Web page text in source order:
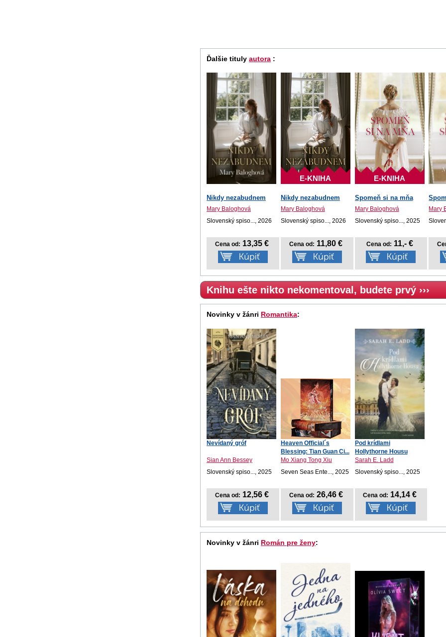
Ďalšie tituly autora :
Nikdy nezabudnem
Mary Baloghová
Slovenský spiso..., 2026
Cena od: 13,35 €
E-KNIHA
Nikdy nezabudnem
Mary Baloghová
Slovenský spiso..., 2026
Cena od: 11,80 €
E-KNIHA
Spomeň si na mňa
Mary Baloghová
Slovenský spiso..., 2025
Cena od: 11,- €
Mary
Knihu ešte nikto nekomentoval, budete prvý ›››
Novinky v žánri Romantika:
Nevídaný gróf
Sian Ann Bessey
Slovenský spiso..., 2025
Cena od: 12,56 €
Heaven Official´s
Blessing: Tian Guan Ci...
Mo Xiang Tong Xiu
Seven Seas Ente..., 2025
Cena od: 26,46 €
Pod krídlami
Hollythorne Housu
Sarah E. Ladd
Slovenský spiso..., 2025
Cena od: 14,14 €
Novinky v žánri Román pre ženy: